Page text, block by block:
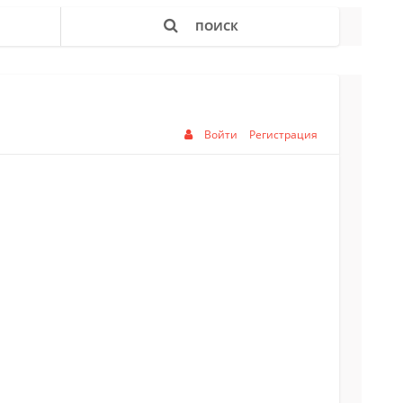
ПОИСК
Войти Регистрация